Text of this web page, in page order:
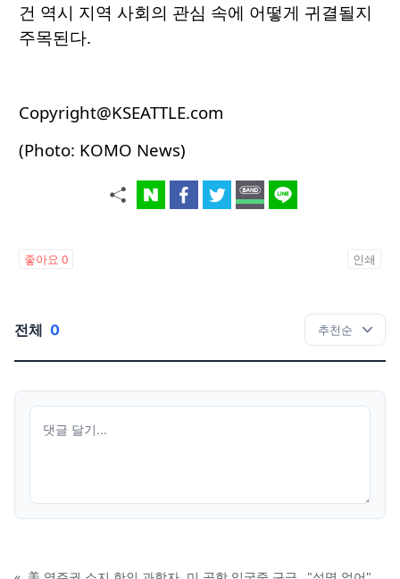
건 역시 지역 사회의 관심 속에 어떻게 귀결될지
주목된다.
Copyright@KSEATTLE.com
(Photo: KOMO News)
좋아요 0 인쇄
전체 0